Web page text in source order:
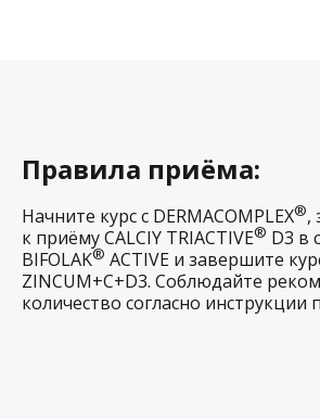
Правила приёма:
Начните курс с DERMACOMPLEX®,
к приёму CALCIY TRIACTIVE® D3 в
BIFOLAK® ACTIVE и завершите
ZINCUM+С+D3. Соблюдайте
количество согласно